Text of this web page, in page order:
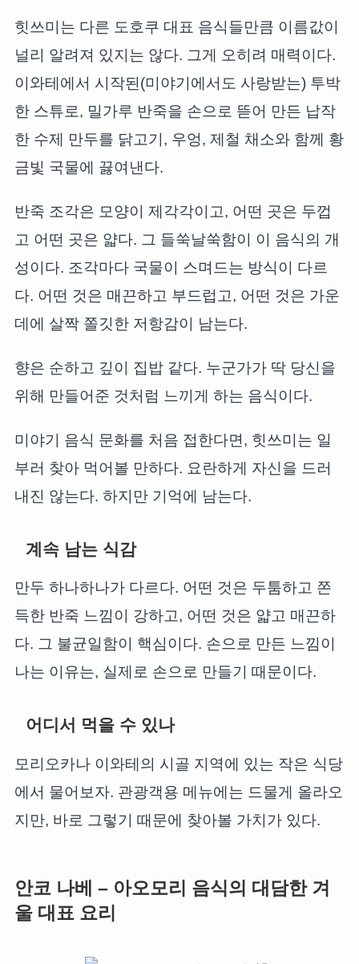
힛쓰미는 다른 도호쿠 대표 음식들만큼 이름값이
널리 알려져 있지는 않다. 그게 오히려 매력이다.
이와테에서 시작된(미야기에서도 사랑받는) 투박
한 스튜로, 밀가루 반죽을 손으로 뜯어 만든 납작
한 수제 만두를 닭고기, 우엉, 제철 채소와 함께 황
금빛 국물에 끓여낸다.
반죽 조각은 모양이 제각각이고, 어떤 곳은 두껍
고 어떤 곳은 얇다. 그 들쑥날쑥함이 이 음식의 개
성이다. 조각마다 국물이 스며드는 방식이 다르
다. 어떤 것은 매끈하고 부드럽고, 어떤 것은 가운
데에 살짝 쫄깃한 저항감이 남는다.
향은 순하고 깊이 집밥 같다. 누군가가 딱 당신을
위해 만들어준 것처럼 느끼게 하는 음식이다.
미야기 음식 문화를 처음 접한다면, 힛쓰미는 일
부러 찾아 먹어볼 만하다. 요란하게 자신을 드러
내진 않는다. 하지만 기억에 남는다.
계속 남는 식감
만두 하나하나가 다르다. 어떤 것은 두툼하고 쫀
득한 반죽 느낌이 강하고, 어떤 것은 얇고 매끈하
다. 그 불균일함이 핵심이다. 손으로 만든 느낌이
나는 이유는, 실제로 손으로 만들기 때문이다.
어디서 먹을 수 있나
모리오카나 이와테의 시골 지역에 있는 작은 식당
에서 물어보자. 관광객용 메뉴에는 드물게 올라오
지만, 바로 그렇기 때문에 찾아볼 가치가 있다.
안코 나베 – 아오모리 음식의 대담한 겨
울 대표 요리